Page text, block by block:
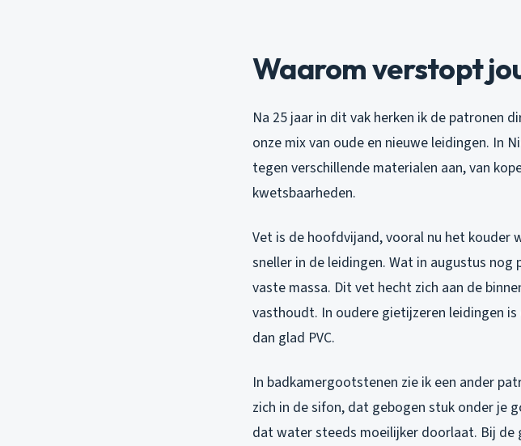
Waarom verstopt
Na 25 jaar in dit vak herken ik de patronen
onze mix van oude en nieuwe leidingen. In
tegen verschillende materialen aan, van
kwetsbaarheden.
Vet is de hoofdvijand, vooral nu het
sneller in de leidingen. Wat in augustus
vaste massa. Dit vet hecht zich aan de
vasthoudt. In oudere gietijzeren leidingen
dan glad PVC.
In badkamergootstenen zie ik een ander
zich in de sifon, dat gebogen stuk onder je
dat water steeds moeilijker doorlaat. Bij de